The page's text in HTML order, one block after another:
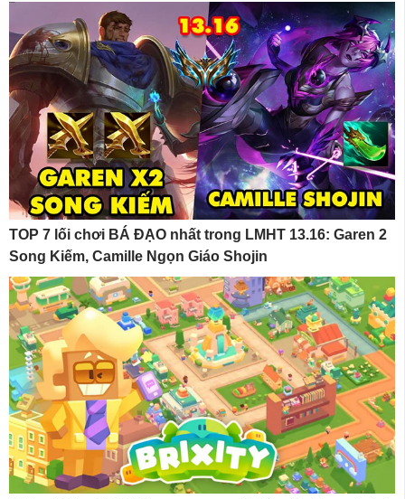
TOP 7 lối chơi BÁ ĐẠO nhất trong LMHT 13.16: Garen 2
Song Kiếm, Camille Ngọn Giáo Shojin